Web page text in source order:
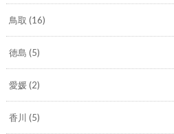
鳥取 (16)
徳島 (5)
愛媛(2)
香川 (5)